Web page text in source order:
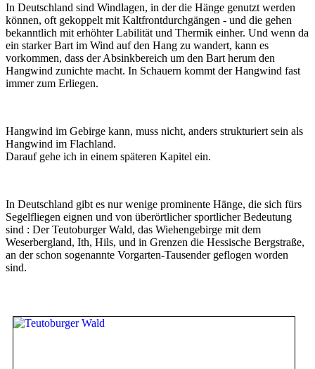
In Deutschland sind Windlagen, in der die Hänge genutzt werden
können, oft gekoppelt mit Kaltfrontdurchgängen - und die gehen
bekanntlich mit erhöhter Labilität und Thermik einher. Und wenn da
ein starker Bart im Wind auf den Hang zu wandert, kann es
vorkommen, dass der Absinkbereich um den Bart herum den
Hangwind zunichte macht. In Schauern kommt der Hangwind fast
immer zum Erliegen.
Hangwind im Gebirge kann, muss nicht, anders strukturiert sein als
Hangwind im Flachland.
Darauf gehe ich in einem späteren Kapitel ein.
In Deutschland gibt es nur wenige prominente Hänge, die sich fürs
Segelfliegen eignen und von überörtlicher sportlicher Bedeutung
sind : Der Teutoburger Wald, das Wiehengebirge mit dem
Weserbergland, Ith, Hils, und in Grenzen die Hessische Bergstraße,
an der schon sogenannte Vorgarten-Tausender geflogen worden
sind.